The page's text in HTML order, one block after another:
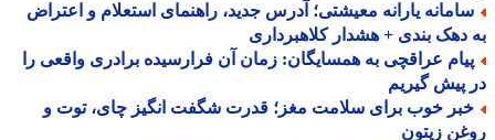
یارانه معیشتی؛ آدرس جدید، راهنمای استعلام و اعتراض
دهک بندی + هشدار کلاهبرداری
عراقچی به همسایگان: زمان آن فرارسیده برادری واقعی را
پیش گیریم
خوب برای سلامت مغز؛ قدرت شگفت انگیز چای، توت و
زیتون